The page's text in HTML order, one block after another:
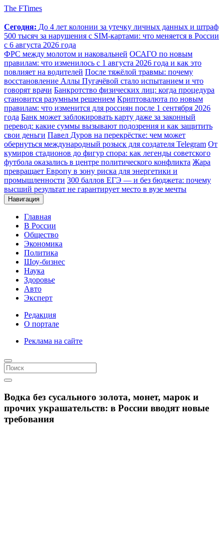
The FTimes
Сегодня: До 4 лет колонии за утечку личных данных и штраф
500 тысяч за нарушения с SIM-картами: что меняется в России
с 6 августа 2026 года
ФРС между молотом и наковальней ОСАГО по новым
правилам: что изменилось с 1 августа 2026 года и как это
повлияет на водителей После тяжёлой травмы: почему
восстановление Аллы Пугачёвой стало испытанием и что
говорят врачи Банкротство физических лиц: когда процедура
становится разумным решением Криптовалюта по новым
правилам: что изменится для россиян после 1 сентября 2026
года Банк может заблокировать карту даже за законный
перевод: какие суммы вызывают подозрения и как защитить
свои деньги Павел Дуров на перекрёстке: чем может
обернуться международный розыск для создателя Telegram От
кумиров стадионов до фигур спора: как легенды советского
футбола оказались в центре политического конфликта Жара
превращает Европу в зону риска для энергетики и
промышленности 300 баллов ЕГЭ — и без бюджета: почему
высший результат не гарантирует место в вузе мечты
Навигация
Главная
В России
Общество
Экономика
Политика
Шоу-бизнес
Наука
Здоровье
Авто
Эксперт
Редакция
О портале
Реклама на сайте
Водка без сусального золота, монет, марок и
прочих украшательств: в России вводят новые
требования